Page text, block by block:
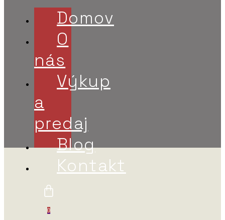
Domov
O
nás
Výkup
a
predaj
Blog
Kontakt
0